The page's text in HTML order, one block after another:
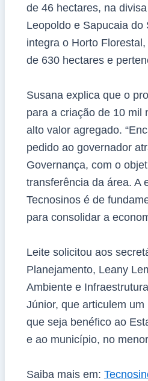
de 46 hectares, na
Leopoldo e Sapucaia do
integra o Horto
de 630 hectares e
Susana explica que o
para a criação de 10 mil
alto valor agregado.
pedido ao governador
Governança, com o
transferência da área. A
Tecnosinos é de
para consolidar a
Leite solicitou aos
Planejamento, Leany
Ambiente e
Júnior, que articulem
que seja benéfico ao
e ao município, no
Saiba mais em: